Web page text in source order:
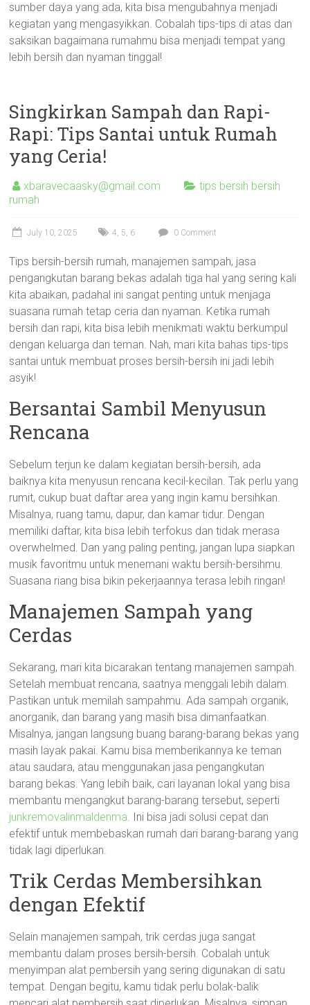
sumber daya yang ada, kita bisa mengubahnya menjadi
kegiatan yang mengasyikkan. Cobalah tips-tips di atas dan
saksikan bagaimana rumahmu bisa menjadi tempat yang
lebih bersih dan nyaman tinggal!
Singkirkan Sampah dan Rapi-
Rapi: Tips Santai untuk Rumah
yang Ceria!
xbaravecaasky@gmail.com
tips bersih bersih
rumah
July 10, 2025 4, 5, 6 0 Comment
Tips bersih-bersih rumah, manajemen sampah, jasa
pengangkutan barang bekas adalah tiga hal yang sering kali
kita abaikan, padahal ini sangat penting untuk menjaga
suasana rumah tetap ceria dan nyaman. Ketika rumah
bersih dan rapi, kita bisa lebih menikmati waktu berkumpul
dengan keluarga dan teman. Nah, mari kita bahas tips-tips
santai untuk membuat proses bersih-bersih ini jadi lebih
asyik!
Bersantai Sambil Menyusun
Rencana
Sebelum terjun ke dalam kegiatan bersih-bersih, ada
baiknya kita menyusun rencana kecil-kecilan. Tak perlu yang
rumit, cukup buat daftar area yang ingin kamu bersihkan.
Misalnya, ruang tamu, dapur, dan kamar tidur. Dengan
memiliki daftar, kita bisa lebih terfokus dan tidak merasa
overwhelmed. Dan yang paling penting, jangan lupa siapkan
musik favoritmu untuk menemani waktu bersih-bersihmu.
Suasana riang bisa bikin pekerjaannya terasa lebih ringan!
Manajemen Sampah yang
Cerdas
Sekarang, mari kita bicarakan tentang manajemen sampah.
Setelah membuat rencana, saatnya menggali lebih dalam.
Pastikan untuk memilah sampahmu. Ada sampah organik,
anorganik, dan barang yang masih bisa dimanfaatkan.
Misalnya, jangan langsung buang barang-barang bekas yang
masih layak pakai. Kamu bisa memberikannya ke teman
atau saudara, atau menggunakan jasa pengangkutan
barang bekas. Yang lebih baik, cari layanan lokal yang bisa
membantu mengangkut barang-barang tersebut, seperti
junkremovalinmaldenma. Ini bisa jadi solusi cepat dan
efektif untuk membebaskan rumah dari barang-barang yang
tidak lagi diperlukan.
Trik Cerdas Membersihkan
dengan Efektif
Selain manajemen sampah, trik cerdas juga sangat
membantu dalam proses bersih-bersih. Cobalah untuk
menyimpan alat pembersih yang sering digunakan di satu
tempat. Dengan begitu, kamu tidak perlu bolak-balik